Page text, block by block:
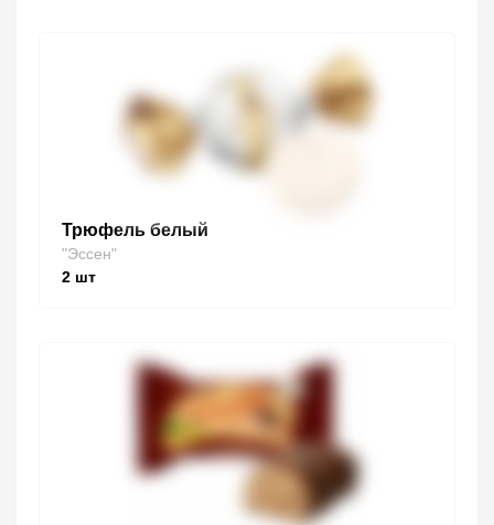
Трюфель белый
"Эссен"
2 шт